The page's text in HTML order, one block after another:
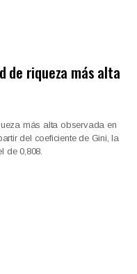
de riqueza más alta
más alta observada en
del coeficiente de Gini, la
de 0,808.